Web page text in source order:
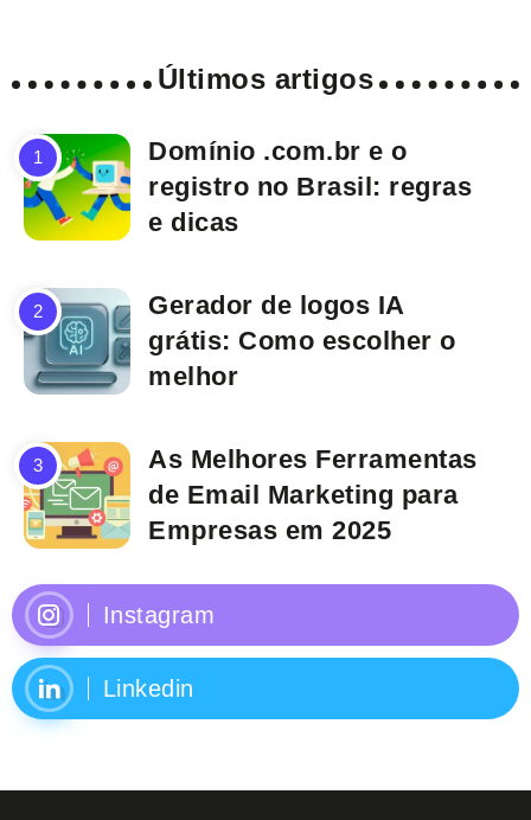
Últimos artigos
Domínio .com.br e o
registro no Brasil: regras
e dicas
Gerador de logos IA
grátis: Como escolher o
melhor
As Melhores Ferramentas
de Email Marketing para
Empresas em 2025
Instagram
Linkedin